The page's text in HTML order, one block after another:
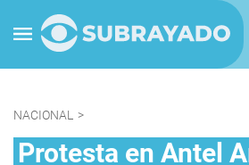
NACIONAL >
Protesta en Antel